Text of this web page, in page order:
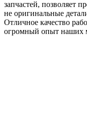
запчастей, позволяет
не оригинальные
Отличное качество
огромный опыт наших